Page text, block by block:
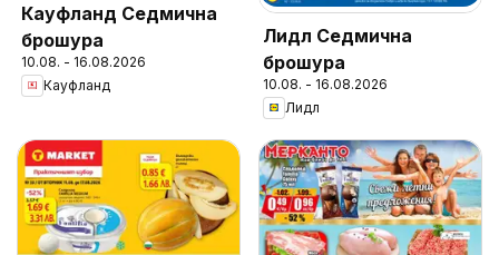
Кауфланд Седмична
брошура
10.08. - 16.08.2026
Кауфланд
Лидл Седмична
брошура
10.08. - 16.08.2026
Лидл